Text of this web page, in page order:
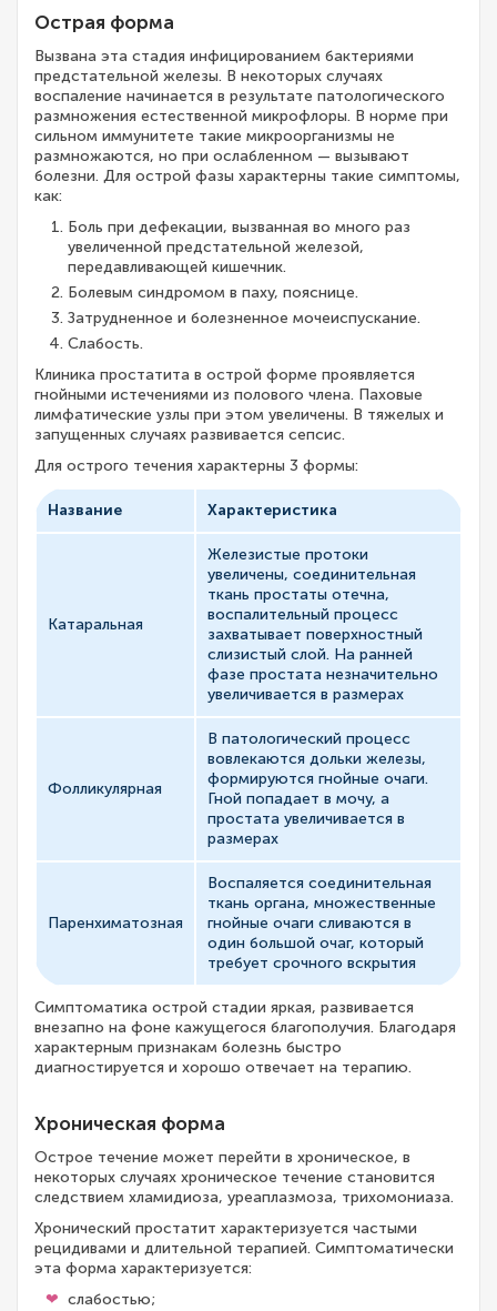
Острая форма
Вызвана эта стадия инфицированием бактериями
предстательной железы. В некоторых случаях
воспаление начинается в результате патологического
размножения естественной микрофлоры. В норме при
сильном иммунитете такие микроорганизмы не
размножаются, но при ослабленном — вызывают
болезни. Для острой фазы характерны такие симптомы,
как:
Боль при дефекации, вызванная во много раз
увеличенной предстательной железой,
передавливающей кишечник.
Болевым синдромом в паху, пояснице.
Затрудненное и болезненное мочеиспускание.
Слабость.
Клиника простатита в острой форме проявляется
гнойными истечениями из полового члена. Паховые
лимфатические узлы при этом увеличены. В тяжелых и
запущенных случаях развивается сепсис.
Для острого течения характерны 3 формы:
Название Характеристика
Катаральная
Железистые протоки
увеличены, соединительная
ткань простаты отечна,
воспалительный процесс
захватывает поверхностный
слизистый слой. На ранней
фазе простата незначительно
увеличивается в размерах
Фолликулярная
В патологический процесс
вовлекаются дольки железы,
формируются гнойные очаги.
Гной попадает в мочу, а
простата увеличивается в
размерах
Паренхиматозная
Воспаляется соединительная
ткань органа, множественные
гнойные очаги сливаются в
один большой очаг, который
требует срочного вскрытия
Симптоматика острой стадии яркая, развивается
внезапно на фоне кажущегося благополучия. Благодаря
характерным признакам болезнь быстро
диагностируется и хорошо отвечает на терапию.
Хроническая форма
Острое течение может перейти в хроническое, в
некоторых случаях хроническое течение становится
следствием хламидиоза, уреаплазмоза, трихомониаза.
Хронический простатит характеризуется частыми
рецидивами и длительной терапией. Симптоматически
эта форма характеризуется:
слабостью;